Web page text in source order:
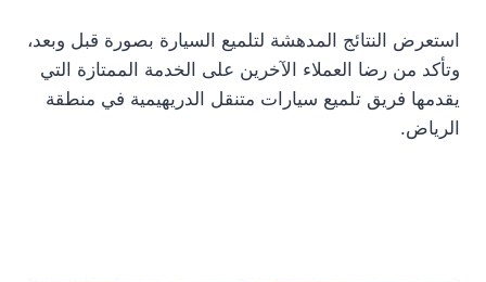
استعرض النتائج المدهشة لتلميع السيارة بصورة قبل وبعد،
وتأكد من رضا العملاء الآخرين على الخدمة الممتازة التي
يقدمها فريق تلميع سيارات متنقل الدريهيمية في منطقة
الرياض.